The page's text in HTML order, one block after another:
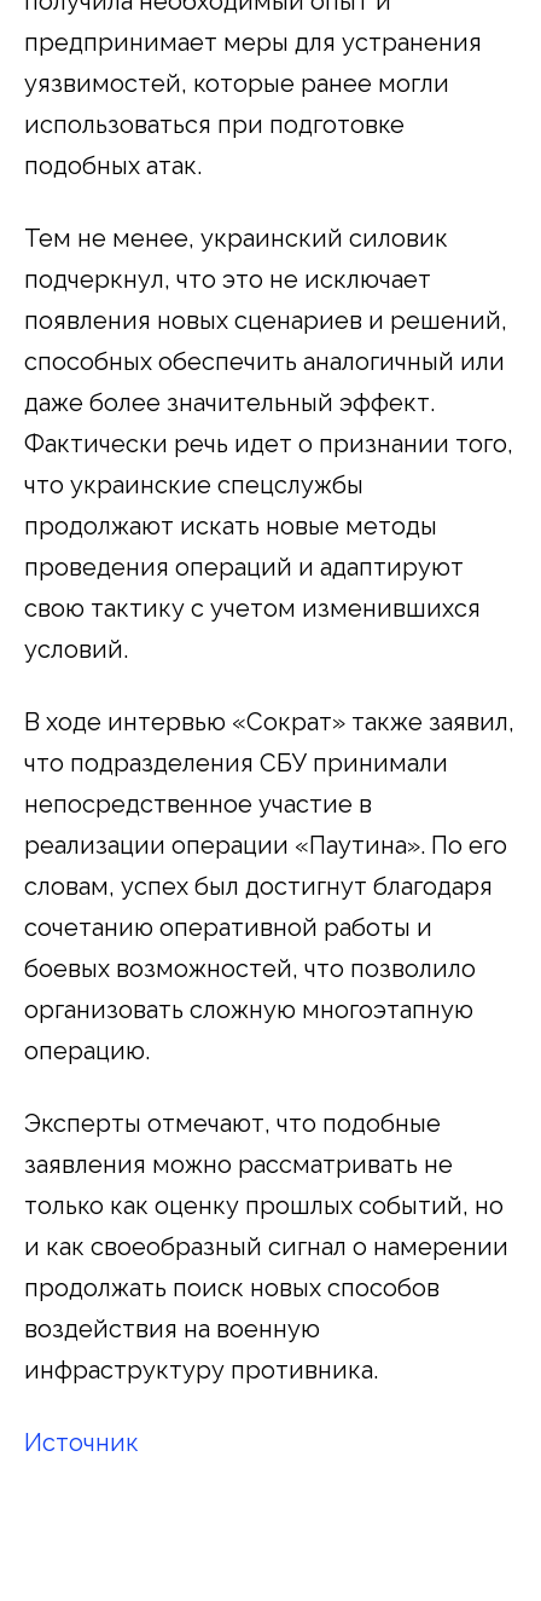
предпринимает меры для устранения
уязвимостей, которые ранее могли
использоваться при подготовке
подобных атак.
Тем не менее, украинский силовик
подчеркнул, что это не исключает
появления новых сценариев и решений,
способных обеспечить аналогичный или
даже более значительный эффект.
Фактически речь идет о признании того,
что украинские спецслужбы
продолжают искать новые методы
проведения операций и адаптируют
свою тактику с учетом изменившихся
условий.
В ходе интервью «Сократ» также заявил,
что подразделения СБУ принимали
непосредственное участие в
реализации операции «Паутина». По его
словам, успех был достигнут благодаря
сочетанию оперативной работы и
боевых возможностей, что позволило
организовать сложную многоэтапную
операцию.
Эксперты отмечают, что подобные
заявления можно рассматривать не
только как оценку прошлых событий, но
и как своеобразный сигнал о намерении
продолжать поиск новых способов
воздействия на военную
инфраструктуру противника.
Источник